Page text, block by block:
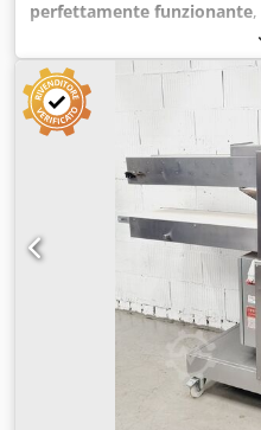
perfettamente funzionante
6
lunghezza totale:1.010 mm,
Certificato DGUV fino al: 09/
ingresso:
, peso
nastro trasportatore:
100
, Broma, macchina
Formatrice per panini al
fosse fatta a mano! Per
operatore Impostazione
di scarico lungo Crjdpfxjidp
Certificata DGUV V3,
Alimentazione 400 V, spina
revisionata e controllata
garanzia e assistenza
Servizio di consegna Venite
esposizione di macchinari